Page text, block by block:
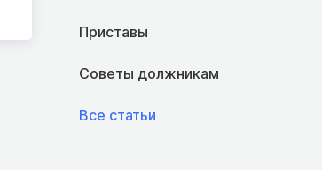
Приставы
Советы должникам
Все статьи